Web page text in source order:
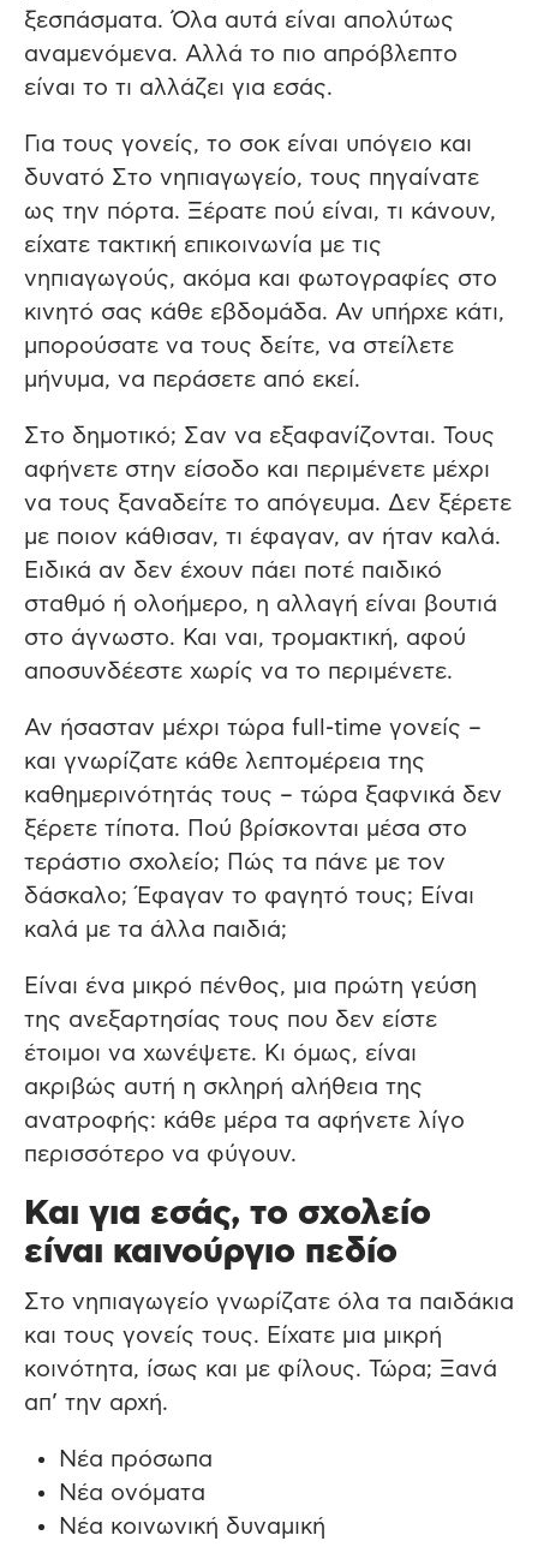
ξεσπάσματα. Όλα αυτά είναι απολύτως
αναμενόμενα. Αλλά το πιο απρόβλεπτο
είναι το τι αλλάζει για εσάς.
Για τους γονείς, το σοκ είναι υπόγειο και
δυνατό Στο νηπιαγωγείο, τους πηγαίνατε
ως την πόρτα. Ξέρατε πού είναι, τι κάνουν,
είχατε τακτική επικοινωνία με τις
νηπιαγωγούς, ακόμα και φωτογραφίες στο
κινητό σας κάθε εβδομάδα. Αν υπήρχε κάτι,
μπορούσατε να τους δείτε, να στείλετε
μήνυμα, να περάσετε από εκεί.
Στο δημοτικό; Σαν να εξαφανίζονται. Τους
αφήνετε στην είσοδο και περιμένετε μέχρι
να τους ξαναδείτε το απόγευμα. Δεν ξέρετε
με ποιον κάθισαν, τι έφαγαν, αν ήταν καλά.
Ειδικά αν δεν έχουν πάει ποτέ παιδικό
σταθμό ή ολοήμερο, η αλλαγή είναι βουτιά
στο άγνωστο. Και ναι, τρομακτική, αφού
αποσυνδέεστε χωρίς να το περιμένετε.
Αν ήσασταν μέχρι τώρα full-time γονείς –
και γνωρίζατε κάθε λεπτομέρεια της
καθημερινότητάς τους – τώρα ξαφνικά δεν
ξέρετε τίποτα. Πού βρίσκονται μέσα στο
τεράστιο σχολείο; Πώς τα πάνε με τον
δάσκαλο; Έφαγαν το φαγητό τους; Είναι
καλά με τα άλλα παιδιά;
Είναι ένα μικρό πένθος, μια πρώτη γεύση
της ανεξαρτησίας τους που δεν είστε
έτοιμοι να χωνέψετε. Κι όμως, είναι
ακριβώς αυτή η σκληρή αλήθεια της
ανατροφής: κάθε μέρα τα αφήνετε λίγο
περισσότερο να φύγουν.
Και για εσάς, το σχολείο
είναι καινούργιο πεδίο
Στο νηπιαγωγείο γνωρίζατε όλα τα παιδάκια
και τους γονείς τους. Είχατε μια μικρή
κοινότητα, ίσως και με φίλους. Τώρα; Ξανά
απ’ την αρχή.
Νέα πρόσωπα
Νέα ονόματα
Νέα κοινωνική δυναμική